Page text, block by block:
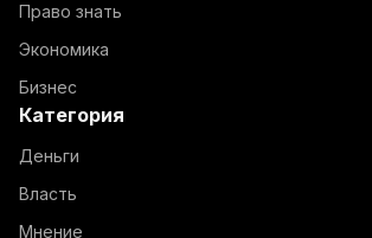
Право знать
Экономика
Бизнес
Категория
Деньги
Власть
Мнение